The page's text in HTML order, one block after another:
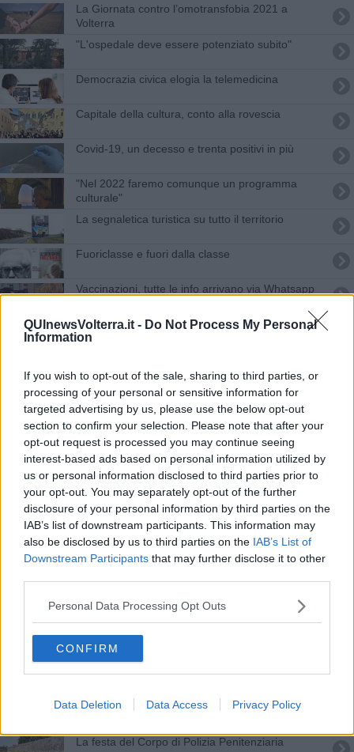
QUInewsVolterra.it - Do Not Process My Personal
Information
If you wish to opt-out of the sale, sharing to third parties, or
processing of your personal or sensitive information for
targeted advertising by us, please use the below opt-out
section to confirm your selection. Please note that after your
opt-out request is processed you may continue seeing
interest-based ads based on personal information utilized by
us or personal information disclosed to third parties prior to
your opt-out. You may separately opt-out of the further
disclosure of your personal information by third parties on the
IAB’s list of downstream participants. This information may
also be disclosed by us to third parties on the IAB’s List of
Downstream Participants that may further disclose it to other
Personal Data Processing Opt Outs
CONFIRM
Data Deletion Data Access Privacy Policy
La Giornata contro l’omotransfobia 2021 a
Volterra
"L'ospedale deve essere potenziato subito"
Democrazia civica elogia la telemedicina
Capitale della cultura, conto alla rovescia
Covid-19, un decesso e trenta positivi in più
"Nel 2022 faremo comunque un programma
culturale"
La segnaletica turistica su tutto il territorio
​Fuoriclasse e fuori dalla classe
Vaccinazioni, tutte le info arrivano via Whatsapp
Lo sport contro il fumo
In provincia 107 nuovi casi, altri 4 decessi
Covid, un decesso e 135 casi in più in provincia
Smart working: in Toscana il trend continua a
crescere
La carica dei 500 agriturismi pronti a riaprire
Covid, ancora tre morti e 117 nuovi casi
Covid-19, ancora 4 morti, 91 i nuovi casi
"La sanità territoriale va potenziata"
Comics and fantasy in arrivo
Aperture e Postamat, incontro con Poste Italiane
Una carovana di auto in difesa dell'ospedale
La festa del Corpo di Polizia Penitenziaria